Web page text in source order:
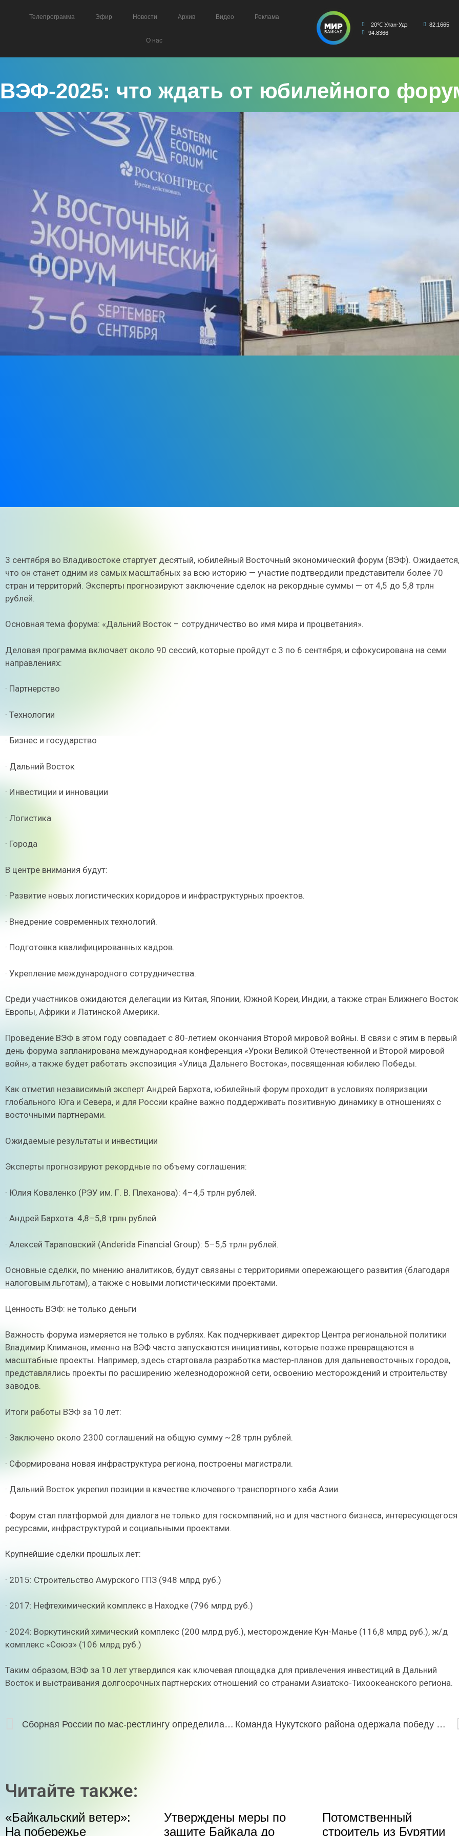
Телепрограмма Эфир Новости Архив Видео Реклама
О нас
20℃ Улан-Удэ
82.1665
94.8366
ВЭФ-2025: что ждать от юбилейного
3 сентября во Владивостоке стартует десятый, юбилейный Восточный экономический форум (ВЭФ). Ожидается,
что он станет одним из самых масштабных за всю историю — участие подтвердили представители более 70
стран и территорий. Эксперты прогнозируют заключение сделок на рекордные суммы — от 4,5 до 5,8 трлн
рублей.
Основная тема форума: «Дальний Восток – сотрудничество во имя мира и процветания».
Деловая программа включает около 90 сессий, которые пройдут с 3 по 6 сентября, и сфокусирована на семи
направлениях:
· Партнерство
· Технологии
· Бизнес и государство
· Дальний Восток
· Инвестиции и инновации
· Логистика
· Города
В центре внимания будут:
· Развитие новых логистических коридоров и инфраструктурных проектов.
· Внедрение современных технологий.
· Подготовка квалифицированных кадров.
· Укрепление международного сотрудничества.
Среди участников ожидаются делегации из Китая, Японии, Южной Кореи, Индии, а также стран Ближнего
Европы, Африки и Латинской Америки.
Проведение ВЭФ в этом году совпадает с 80-летием окончания Второй мировой войны. В связи с этим в первый
день форума запланирована международная конференция «Уроки Великой Отечественной и Второй мировой
войн», а также будет работать экспозиция «Улица Дальнего Востока», посвященная юбилею Победы.
Как отметил независимый эксперт Андрей Бархота, юбилейный форум проходит в условиях поляризации
глобального Юга и Севера, и для России крайне важно поддерживать позитивную динамику в отношениях с
восточными партнерами.
Ожидаемые результаты и инвестиции
Эксперты прогнозируют рекордные по объему соглашения:
· Юлия Коваленко (РЭУ им. Г. В. Плеханова): 4–4,5 трлн рублей.
· Андрей Бархота: 4,8–5,8 трлн рублей.
· Алексей Тараповский (Anderida Financial Group): 5–5,5 трлн рублей.
Основные сделки, по мнению аналитиков, будут связаны с территориями опережающего развития (благодаря
налоговым льготам), а также с новыми логистическими проектами.
Ценность ВЭФ: не только деньги
Важность форума измеряется не только в рублях. Как подчеркивает директор Центра региональной политики
Владимир Климанов, именно на ВЭФ часто запускаются инициативы, которые позже превращаются в
масштабные проекты. Например, здесь стартовала разработка мастер-планов для дальневосточных городов,
представлялись проекты по расширению железнодорожной сети, освоению месторождений и строительству
заводов.
Итоги работы ВЭФ за 10 лет:
· Заключено около 2300 соглашений на общую сумму ~28 трлн рублей.
· Сформирована новая инфраструктура региона, построены магистрали.
· Дальний Восток укрепил позиции в качестве ключевого транспортного хаба Азии.
· Форум стал платформой для диалога не только для госкомпаний, но и для частного бизнеса, интересующегося
ресурсами, инфраструктурой и социальными проектами.
Крупнейшие сделки прошлых лет:
· 2015: Строительство Амурского ГПЗ (948 млрд руб.)
· 2017: Нефтехимический комплекс в Находке (796 млрд руб.)
· 2024: Воркутинский химический комплекс (200 млрд руб.), месторождение Кун-Манье (116,8 млрд руб.), ж/д
комплекс «Союз» (106 млрд руб.)
Таким образом, ВЭФ за 10 лет утвердился как ключевая площадка для привлечения инвестиций в Дальний
Восток и выстраивания долгосрочных партнерских отношений со странами Азиатско-Тихоокеанского региона.
Сборная России по мас-рестлингу определилась с составом на чемпионат Европы Команда Нукутского района одержала победу в Губернаторских скачках
Читайте также:
«Байкальский ветер»:
На побережье
Утверждены меры по
защите Байкала до
Потомственный
строитель из Бурятии